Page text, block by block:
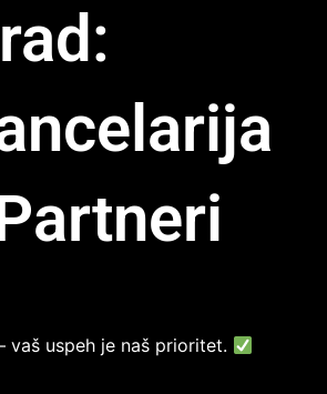
uspeh je naš prioritet.